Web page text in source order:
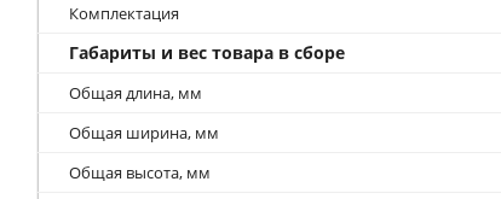
Комплектация
Габариты и вес товара в сборе
Общая длина, мм
Общая ширина, мм
Общая высота, мм